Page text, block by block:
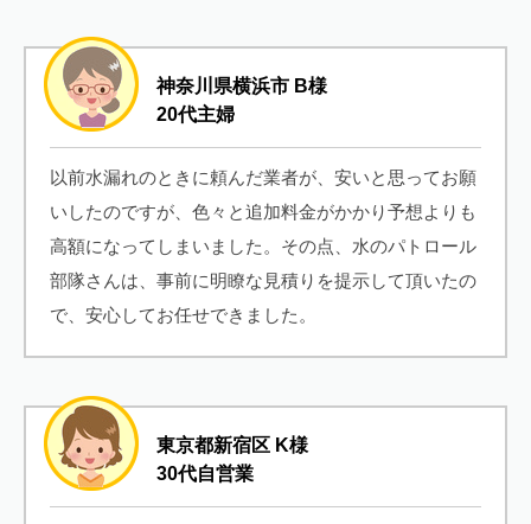
神奈川県横浜市 B様
20代主婦
以前水漏れのときに頼んだ業者が、安いと思ってお願
いしたのですが、色々と追加料金がかかり予想よりも
高額になってしまいました。その点、水のパトロール
部隊さんは、事前に明瞭な見積りを提示して頂いたの
で、安心してお任せできました。
東京都新宿区 K様
30代自営業